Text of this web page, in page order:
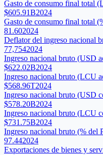
Gasto de consumo final total
$605.91B2024
Gasto de consumo final total
81.602024
Deflator del ingreso nacional
77,7542024
Ingreso nacional bruto (USD
$622.02B2024
Ingreso nacional bruto (LCU
$568.96T2024
Ingreso nacional bruto (USD
$578.20B2024
Ingreso nacional bruto (LCU
$731.75B2024
Ingreso nacional bruto (% del
97.442024
Exportaciones de bienes y